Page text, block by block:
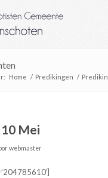
Home / Predikingen /
Mei
webmaster